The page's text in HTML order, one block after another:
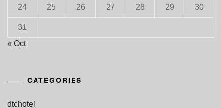
24 25 26 27 28 29 30
31
« Oct
CATEGORIES
dtchotel